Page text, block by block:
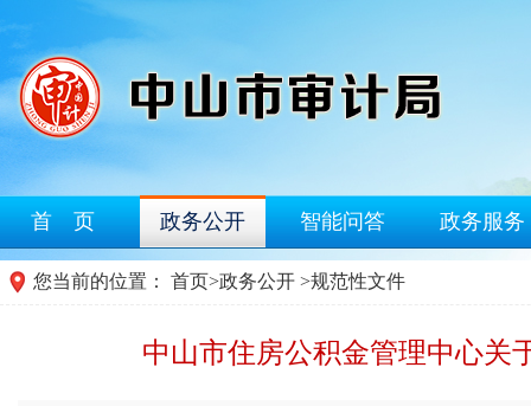
首 页 政务公开 智能问答 政务服务
您当前的位置： 首页>政务公开 >规范性文件
中山市住房公积金管理中心关